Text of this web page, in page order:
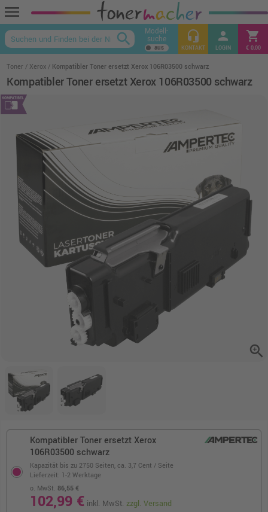
menu
keyboard_arrow_up
search Modell-
suche headset_mic
KONTAKT
person
LOGIN
shopping_cart
€ 0,00
Toner Xerox Kompatibler Toner ersetzt Xerox 106R03500 schwarz
Kompatibler Toner ersetzt Xerox 106R03500 schwarz
zoom_in
Kompatibler Toner ersetzt Xerox
106R03500 schwarz
Kapazität bis zu 2750 Seiten, ca. 3,7 Cent / Seite
o. MwSt. 86,55 €
102,99 € inkl. MwSt.zzgl. Versand
Lieferzeit: 1-2 Werktage